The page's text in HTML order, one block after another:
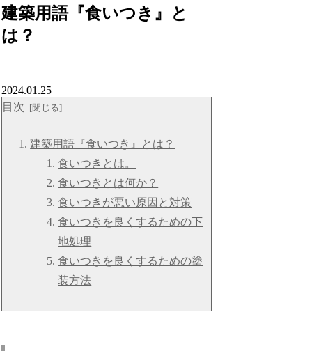
建築用語『食いつき』と
は？
2024.01.25
目次
建築用語『食いつき』とは？
食いつきとは。
食いつきとは何か？
食いつきが悪い原因と対策
食いつきを良くするための下
地処理
食いつきを良くするための塗
装方法